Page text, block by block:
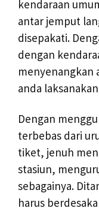
kendaraan
antar jemput
disepakati.
dengan
menyenangkan
anda
Dengan
terbebas dari
tiket, jenuh
stasiun,
sebagainya.
harus